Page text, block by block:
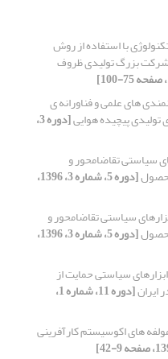
با استفاده از روش
شرکت بزرگ تولیدی ظروف
های علمی و فناورانه ی
پیچیده هوایی [دوره 3،
سیاستی تقاضامحور و
[دوره 5، شماره 3، 1396،
سیاستی تقاضامحور و
[دوره 5، شماره 3، 1396،
سیاستی حمایت از
ایران [دوره 11، شماره 1،
های اکوسیستم کارآفرینی